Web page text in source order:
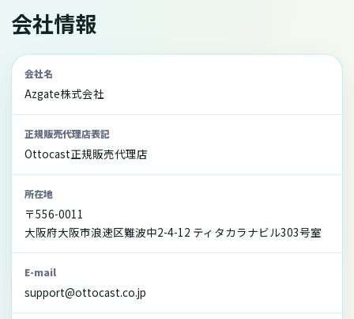
会社情報
会社名
Azgate株式会社
正規販売代理店表記
Ottocast正規販売代理店
所在地
〒556-0011
大阪府大阪市浪速区難波中2-4-12 ティタカラナビル303号室
E-mail
support@ottocast.co.jp